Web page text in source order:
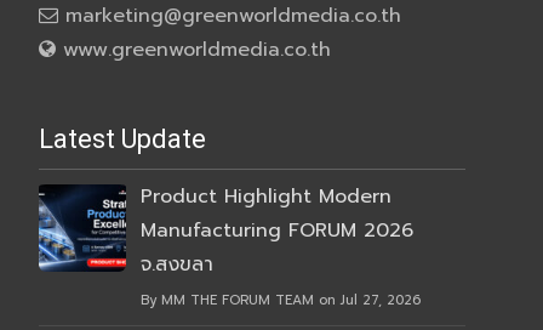
marketing@greenworldmedia.co.th
www.greenworldmedia.co.th
Latest Update
Product Highlight Modern
Manufacturing FORUM 2026
จ.สงขลา
By MM THE FORUM TEAM on Jul 27, 2026